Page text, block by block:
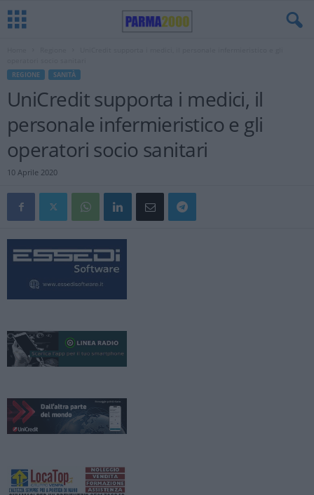
REGIONE SANITÀ
UniCredit supporta i medici, il
personale infermieristico e gli
operatori socio sanitari
10 Aprile 2020